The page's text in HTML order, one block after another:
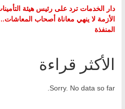
دار الخدمات ترد على رئيس هيئة
الأزمة لا ينهي معاناة أصحاب
المنفذة
الأكثر قراءة
Sorry. No data so far.